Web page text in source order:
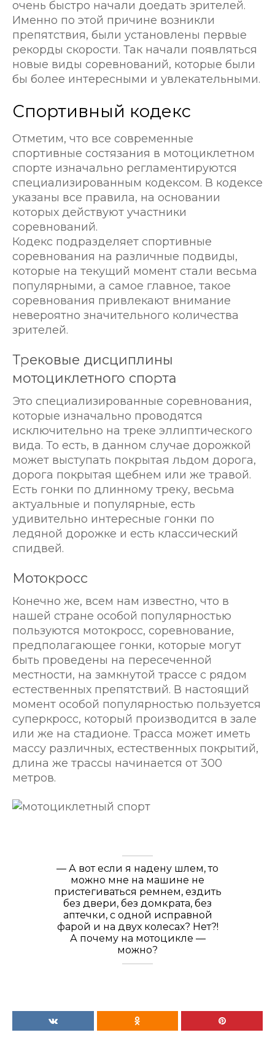
очень быстро начали доедать зрителей.
Именно по этой причине возникли
препятствия, были установлены первые
рекорды скорости. Так начали появляться
новые виды соревнований, которые были
бы более интересными и увлекательными.
Спортивный кодекс
Отметим, что все современные
спортивные состязания в мотоциклетном
спорте изначально регламентируются
специализированным кодексом. В кодексе
указаны все правила, на основании
которых действуют участники
соревнований.
Кодекс подразделяет спортивные
соревнования на различные подвиды,
которые на текущий момент стали весьма
популярными, а самое главное, такое
соревнования привлекают внимание
невероятно значительного количества
зрителей.
Трековые дисциплины
мотоциклетного спорта
Это специализированные соревнования,
которые изначально проводятся
исключительно на треке эллиптического
вида. То есть, в данном случае дорожкой
может выступать покрытая льдом дорога,
дорога покрытая щебнем или же травой.
Есть гонки по длинному треку, весьма
актуальные и популярные, есть
удивительно интересные гонки по
ледяной дорожке и есть классический
спидвей.
Мотокросс
Конечно же, всем нам известно, что в
нашей стране особой популярностью
пользуются мотокросс, соревнование,
предполагающее гонки, которые могут
быть проведены на пересеченной
местности, на замкнутой трассе с рядом
естественных препятствий. В настоящий
момент особой популярностью пользуется
суперкросс, который производится в зале
или же на стадионе. Трасса может иметь
массу различных, естественных покрытий,
длина же трассы начинается от 300
метров.
— А вот если я надену шлем, то
можно мне на машине не
пристегиваться ремнем, ездить
без двери, без домкрата, без
аптечки, с одной исправной
фарой и на двух колесах? Нет?!
А почему на мотоцикле —
можно?